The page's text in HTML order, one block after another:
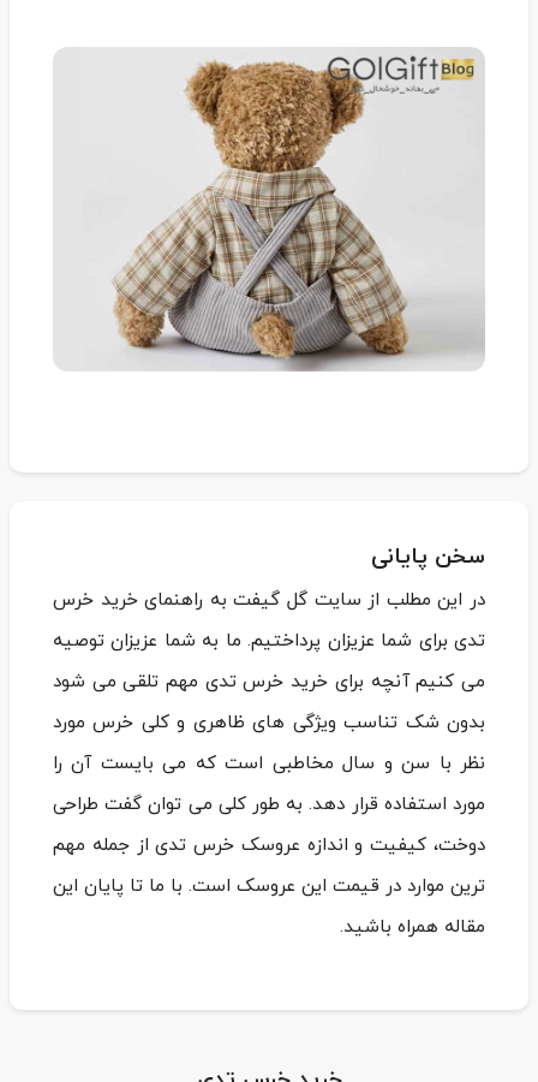
سخن پایانی
در این مطلب از سایت گل گیفت به راهنمای خرید خرس
تدی برای شما عزیزان پرداختیم. ما به شما عزیزان توصیه
می کنیم آنچه برای خرید خرس تدی مهم تلقی می شود
بدون شک تناسب ویژگی های ظاهری و کلی خرس مورد
نظر با سن و سال مخاطبی است که می بایست آن را
مورد استفاده قرار دهد. به طور کلی می توان گفت طراحی
دوخت، کیفیت و اندازه عروسک خرس تدی از جمله مهم
ترین موارد در قیمت این عروسک است. با ما تا پایان این
مقاله همراه باشید.